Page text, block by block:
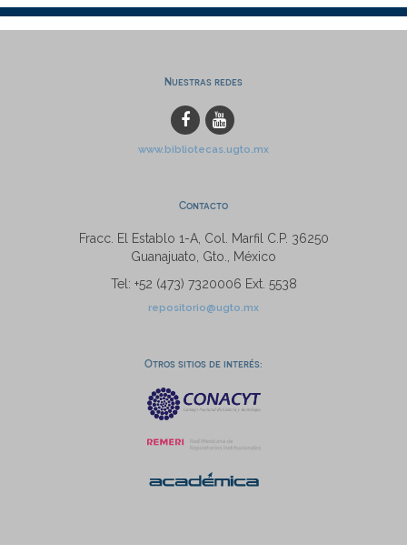
Nuestras redes
www.bibliotecas.ugto.mx
Contacto
Fracc. El Establo 1-A, Col. Marfil C.P. 36250
Guanajuato, Gto., México
Tel: +52 (473) 7320006 Ext. 5538
repositorio@ugto.mx
Otros sitios de interés: